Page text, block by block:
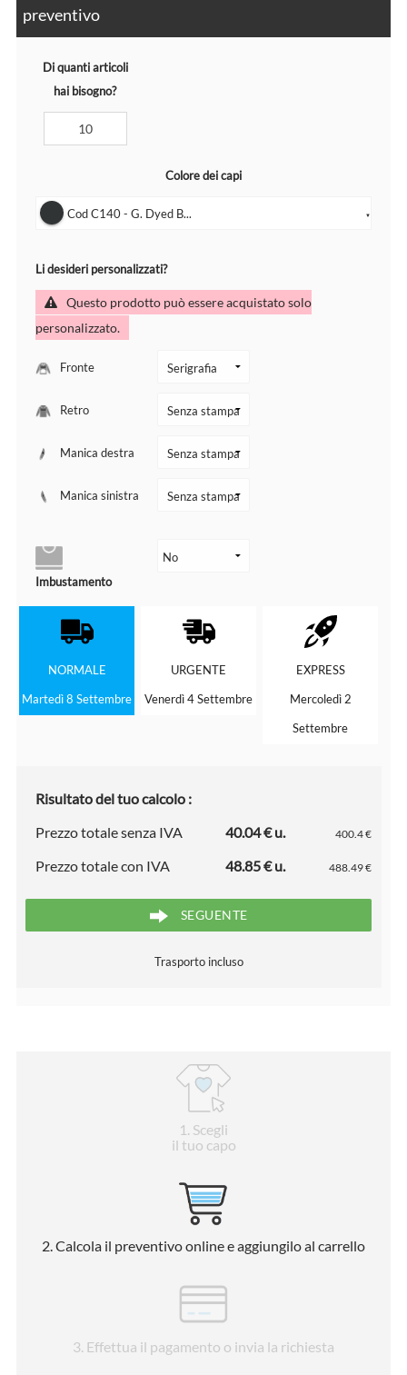
preventivo
Di quanti articoli
hai bisogno?
Colore dei capi
Cod C140 - G. Dyed B... ▼
Li desideri personalizzati?
Questo prodotto può essere acquistato solo
personalizzato.
Fronte
Retro
Manica destra
Manica sinistra
Imbustamento
NORMALE
Martedì 8 Settembre
URGENTE
Venerdì 4 Settembre
EXPRESS
Mercoledì 2
Settembre
Risultato del tuo calcolo :
Prezzo totale senza IVA
40.04 € u. 400.4 €
Prezzo totale con IVA 48.85 € u. 488.49 €
SEGUENTE
Trasporto incluso
1 . Scegli
il tuo capo
2. Calcola il preventivo online e aggiungilo al carrello
3. Effettua il pagamento o invia la richiesta